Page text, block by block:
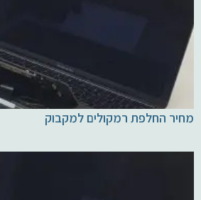
מחיר החלפת רמקולים למקבוק